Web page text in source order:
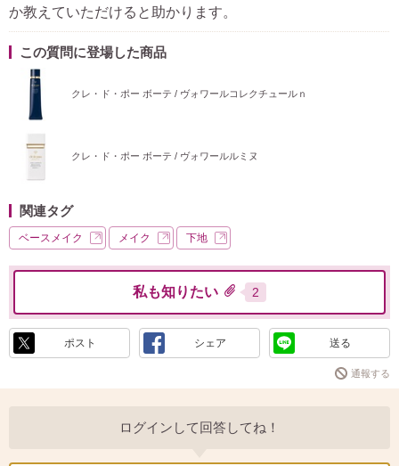
か教えていただけると助かります。
この質問に登場した商品
クレ・ド・ポー ボーテ / ヴォワールコレクチュールｎ
クレ・ド・ポー ボーテ / ヴォワールルミヌ
関連タグ
ベースメイク メイク 下地
私も知りたい 2
ポスト シェア 送る
通報する
ログインして回答してね！